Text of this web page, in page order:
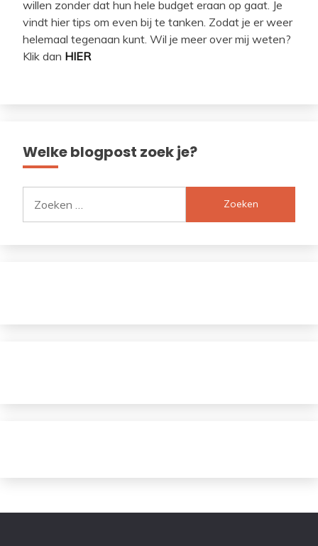
willen zonder dat hun hele budget eraan op gaat. Je
vindt hier tips om even bij te tanken. Zodat je er weer
helemaal tegenaan kunt. Wil je meer over mij weten?
Klik dan HIER
Welke blogpost zoek je?
naar: